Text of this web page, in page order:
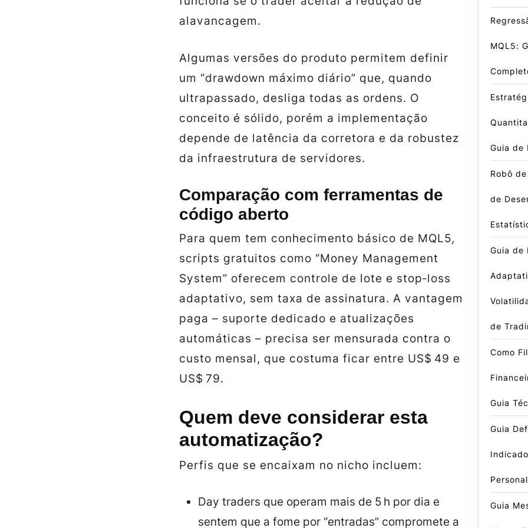
alavancagem.
Algumas versões do produto permitem definir
um “drawdown máximo diário” que, quando
ultrapassado, desliga todas as ordens. O
conceito é sólido, porém a implementação
depende de latência da corretora e da robustez
da infraestrutura de servidores.
Comparação com ferramentas de
código aberto
Para quem tem conhecimento básico de MQL5,
scripts gratuitos como “Money Management
System” oferecem controle de lote e stop‑loss
adaptativo, sem taxa de assinatura. A vantagem
paga – suporte dedicado e atualizações
automáticas – precisa ser mensurada contra o
custo mensal, que costuma ficar entre US$ 49 e
US$ 79.
Quem deve considerar esta
automatização?
Perfis que se encaixam no nicho incluem:
Day traders que operam mais de 5 h por dia e
sentem que a fome por “entradas” compromete a
MQL5:
Guia de
Robô
de
Guia de
de
Como
Guia
Guia
Guia